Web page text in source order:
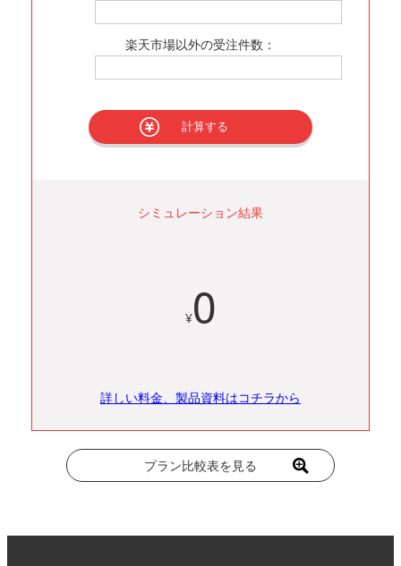
楽天市場以外の受注件数：
計算する
シミュレーション結果
¥0
詳しい料金、製品資料はコチラから
プラン比較表を見る